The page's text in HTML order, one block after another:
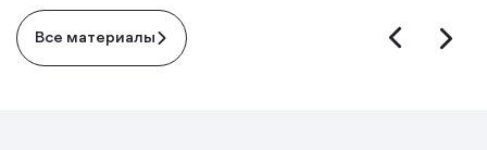
Все материалы